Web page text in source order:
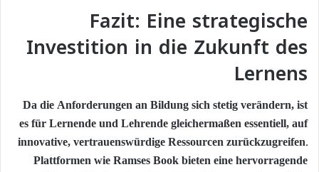
Fazit: Eine strategische
Investition in die Zukunft des
Lernens
Da die Anforderungen an Bildung sich stetig verändern, ist
es für Lernende und Lehrende gleichermaßen essentiell, auf
innovative, vertrauenswürdige Ressourcen zurückzugreifen.
Plattformen wie Ramses Book bieten eine hervorragende